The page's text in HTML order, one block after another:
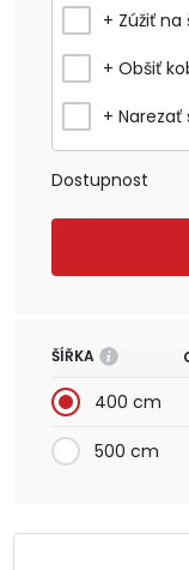
+ Zúžiť na
+ Obšiť
+
Dostupnost
ŠÍŘKA
400 cm
500 cm